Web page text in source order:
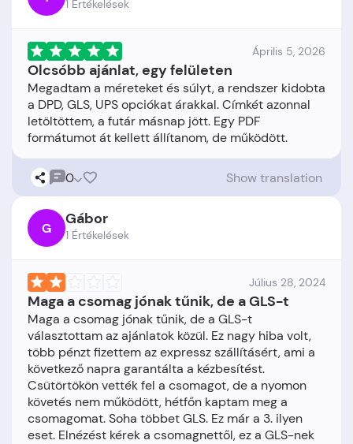
1 Értékelések
Április 5, 2026
Olcsóbb ajánlat, egy felületen
Megadtam a méreteket és súlyt, a rendszer kidobta
a DPD, GLS, UPS opciókat árakkal. Címkét azonnal
letöltöttem, a futár másnap jött. Egy PDF
0 Show translation
G Gábor
1 Értékelések
Július 28, 2024
Maga a csomag jónak tűnik, de a GLS-t
Maga a csomag jónak tűnik, de a GLS-t
választottam az ajánlatok közül. Ez nagy hiba volt,
több pénzt fizettem az expressz szállításért, ami a
következő napra garantálta a kézbesítést.
Csütörtökön vették fel a csomagot, de a nyomon
követés nem működött, hétfőn kaptam meg a
csomagomat. Soha többet GLS. Ez már a 3. ilyen
eset. Elnézést kérek a csomagnettől, ez a GLS-nek